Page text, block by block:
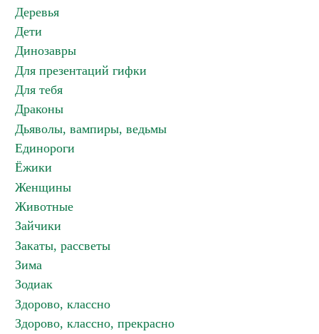
Деревья
Дети
Динозавры
Для презентаций гифки
Для тебя
Драконы
Дьяволы, вампиры, ведьмы
Единороги
Ёжики
Женщины
Животные
Зайчики
Закаты, рассветы
Зима
Зодиак
Здорово, классно
Здорово, классно, прекрасно